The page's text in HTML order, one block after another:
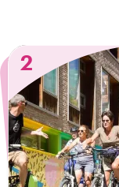
2